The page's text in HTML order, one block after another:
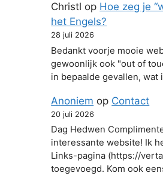
Christl op Hoe zeg je
het Engels?
28 juli 2026
Bedankt voorje mooie
gewoonlijk ook "out of
in bepaalde gevallen, wat
Anoniem op Contact
20 juli 2026
Dag Hedwen
interessante website! Ik
Links-pagina (https://
toegevoegd. Kom ook